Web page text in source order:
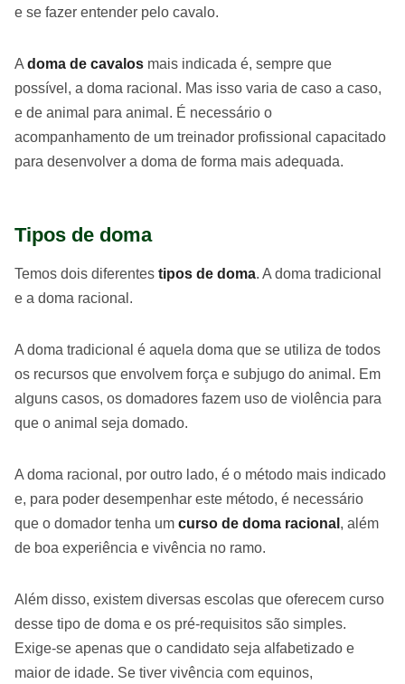
e se fazer entender pelo cavalo.
A doma de cavalos mais indicada é, sempre que
possível, a doma racional. Mas isso varia de caso a caso,
e de animal para animal. É necessário o
acompanhamento de um treinador profissional capacitado
para desenvolver a doma de forma mais adequada.
Tipos de doma
Temos dois diferentes tipos de doma. A doma tradicional
e a doma racional.
A doma tradicional é aquela doma que se utiliza de todos
os recursos que envolvem força e subjugo do animal. Em
alguns casos, os domadores fazem uso de violência para
que o animal seja domado.
A doma racional, por outro lado, é o método mais indicado
e, para poder desempenhar este método, é necessário
que o domador tenha um curso de doma racional , além
de boa experiência e vivência no ramo.
Além disso, existem diversas escolas que oferecem curso
desse tipo de doma e os pré-requisitos são simples.
Exige-se apenas que o candidato seja alfabetizado e
maior de idade. Se tiver vivência com equinos,